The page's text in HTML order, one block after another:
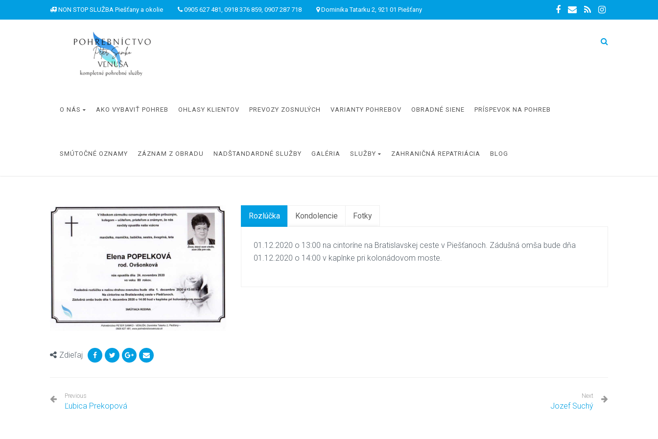
NON STOP SLUŽBA Piešťany a okolie 0905 627 481, 0918 376 859, 0907 287 718 Dominika Tatarku 2, 921 01 Piešťany
O NÁS AKO VYBAVIŤ POHREB OHLASY KLIENTOV PREVOZY ZOSNULÝCH VARIANTY POHREBOV OBRADNÉ SIENE PRÍSPEVOK NA POHREB
SMÚTOČNÉ OZNAMY ZÁZNAM Z OBRADU NADŠTANDARDNÉ SLUŽBY GALÉRIA SLUŽBY ZAHRANIČNÁ REPATRIÁCIA BLOG
Zdieľaj
Rozlúčka Kondolencie Fotky
01.12.2020 o 13:00 na cintoríne na Bratislavskej ceste v Piešťanoch. Zádušná omša bude dňa
01.12.2020 o 14:00 v kaplnke pri kolonádovom moste.
Previous
Ľubica Prekopová
Next
Jozef Suchý